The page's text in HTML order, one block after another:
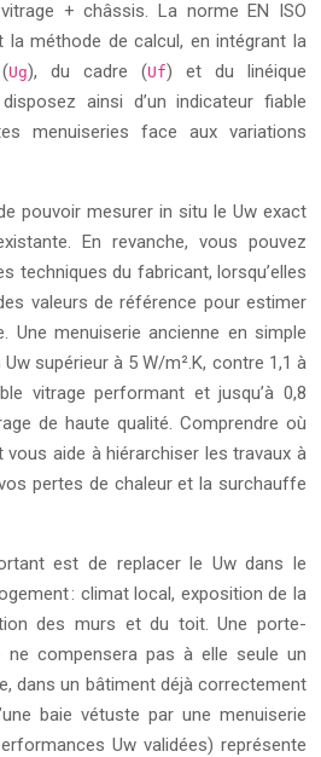
vitrage + châssis. La norme EN ISO
la méthode de calcul, en intégrant la
Ug), du cadre (Uf) et du linéique
ainsi d’un indicateur fiable
menuiseries face aux variations
pouvoir mesurer in situ le Uw exact
En revanche, vous pouvez
techniques du fabricant, lorsqu’elles
valeurs de référence pour estimer
Une menuiserie ancienne en simple
supérieur à 5 W/m².K, contre 1,1 à
vitrage performant et jusqu’à 0,8
de haute qualité. Comprendre où
aide à hiérarchiser les travaux à
pertes de chaleur et la surchauffe
est de replacer le Uw dans le
: climat local, exposition de la
des murs et du toit. Une porte-
compensera pas à elle seule un
dans un bâtiment déjà correctement
baie vétuste par une menuiserie
Uw validées) représente